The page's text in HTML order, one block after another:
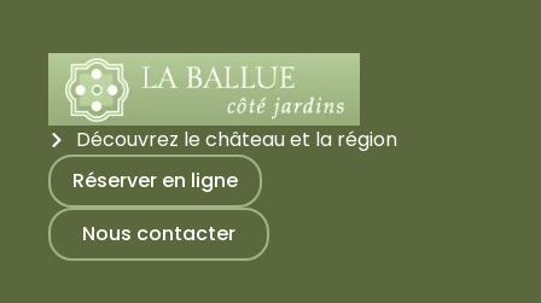
Découvrez le château et la région
Réserver en ligne
Nous contacter